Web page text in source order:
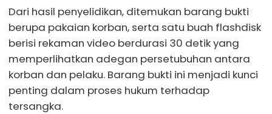
Dari hasil penyelidikan, ditemukan barang bukti
berupa pakaian korban, serta satu buah flashdisk
berisi rekaman video berdurasi 30 detik yang
memperlihatkan adegan persetubuhan antara
korban dan pelaku. Barang bukti ini menjadi kunci
penting dalam proses hukum terhadap
tersangka.